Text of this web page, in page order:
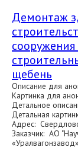
Демонтаж
щебень
Описание для
Картинка для
Детальное
Детальная
Адрес:
Заказчик: АО